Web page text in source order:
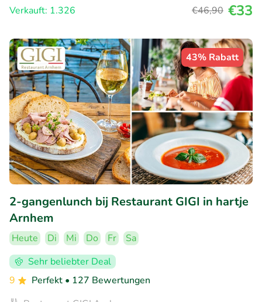
Verkauft: 1.326
€46,90 €33
43% Rabatt
2-gangenlunch bij Restaurant GIGI in hartje
Arnhem
Heute Di Mi Do Fr
Sa
Sehr beliebter Deal
9
Perfekt • 127 Bewertungen